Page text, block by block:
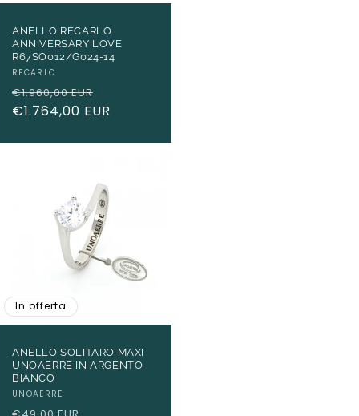
ANELLO RECARLO
ANNIVERSARY LOVE
R67SO012/G024-14
Produttore:
RECARLO
Prezzo
di
€1.960,00 EUR
scontato
€1.764,00 EUR
In offerta
ANELLO SOLITARO MAXI
UNOAERRE IN ARGENTO
BIANCO
Produttore:
UNOAERRE